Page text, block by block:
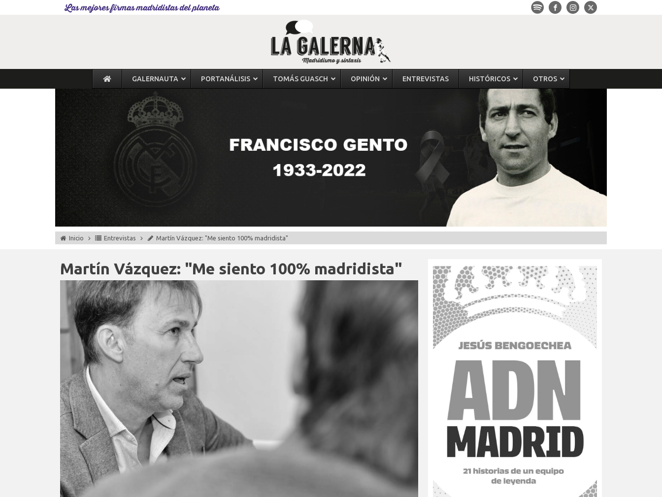
Las mejores firmas madridistas del planeta
GALERNAUTA PORTANÁLISIS TOMÁS GUASCH OPINIÓN ENTREVISTAS HISTÓRICOS OTROS
Inicio Entrevistas Martín Vázquez: "Me siento 100% madridista"
Martín Vázquez: "Me siento 100% madridista"